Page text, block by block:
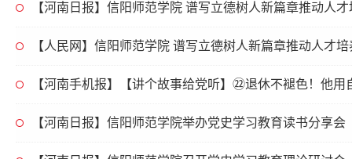
【河南日报】信阳师范学院 谱写立德树人新篇章推动人
【人民网】信阳师范学院 谱写立德树人新篇章推动人才
【河南手机报】【讲个故事给党听】㉒退休不褪色！他
【河南日报】信阳师范学院举办党史学习教育读书分享会